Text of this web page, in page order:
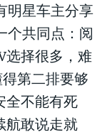
明星车主分享
个共同点：阅
选择很多，难
得第二排要够
全不能有死
航敢说走就